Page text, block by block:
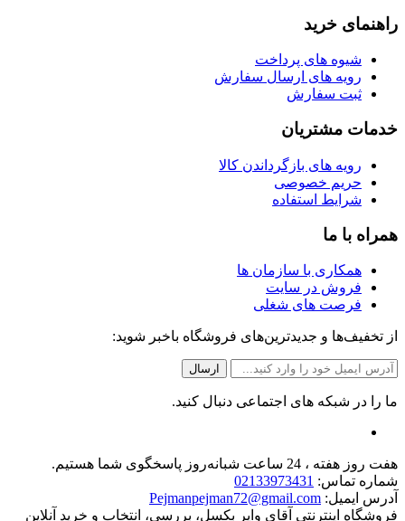
راهنمای خرید
شیوه های پرداخت
رویه های ارسال سفارش
ثبت سفارش
خدمات مشتریان
رویه های بازگرداندن کالا
حریم خصوصی
شرایط استفاده
همراه با ما
همکاری با سازمان ها
فروش در سایت
فرصت های شغلی
از تخفیف‌ها و جدیدترین‌های فروشگاه باخبر شوید:
ما را در شبکه های اجتماعی دنبال کنید.
هفت روز هفته ، 24 ساعت شبانه‌روز پاسخگوی شما هستیم.
شماره تماس: 02133973431
آدرس ایمیل: Pejmanpejman72@gmail.com
فروشگاه اینترنتی آقای وایر بکسل، بررسی، انتخاب و خرید آنلاین